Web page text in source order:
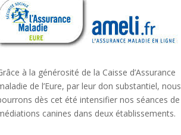
à la générosité de la Caisse d’Assurance
de l’Eure, par leur don substantiel, nous
dès cet été intensifier nos séances de
canines dans deux établissements.